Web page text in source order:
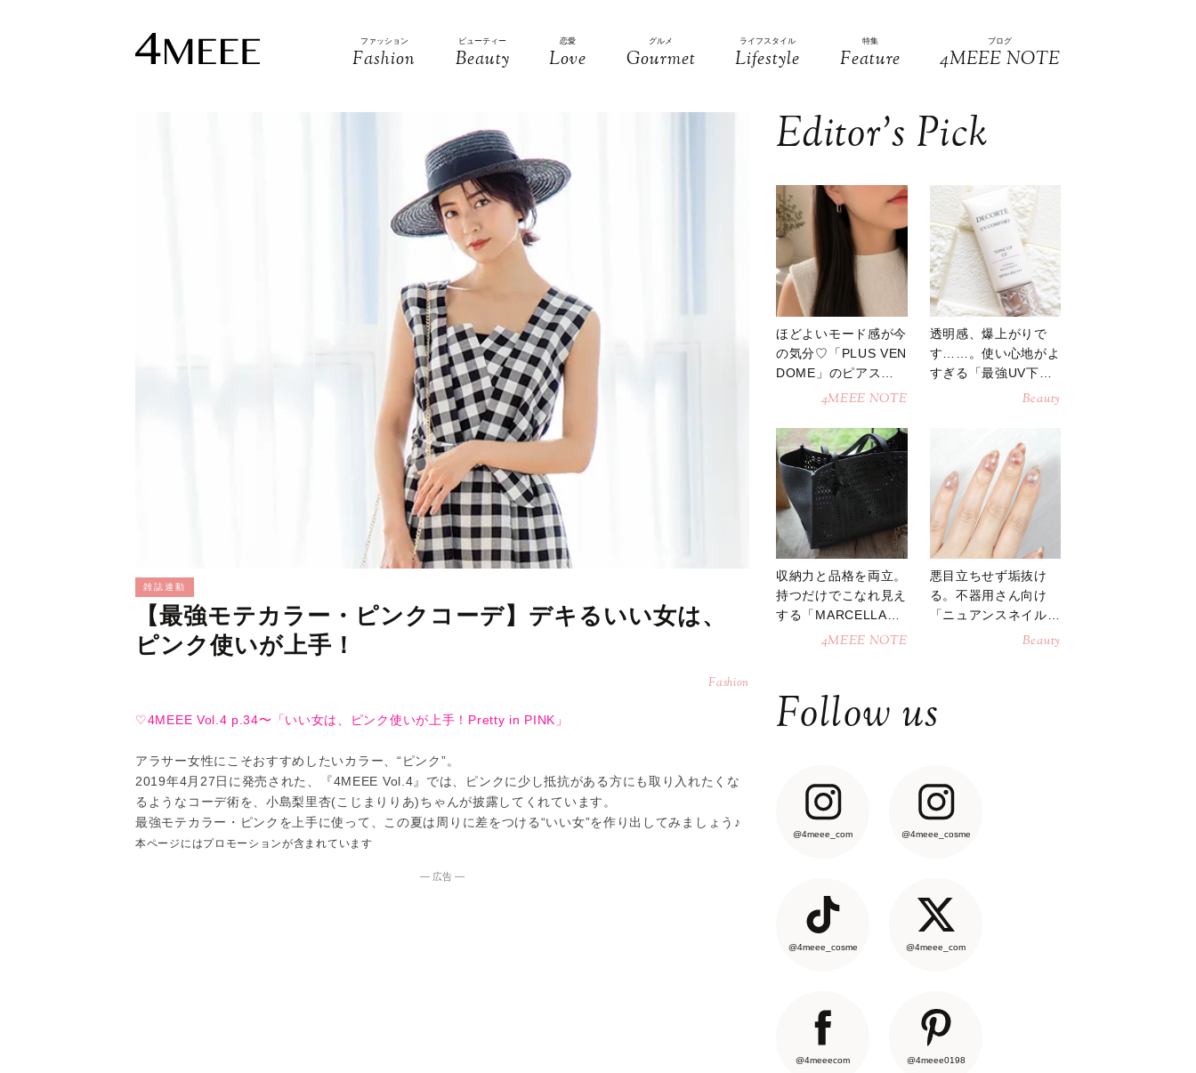
ファッション
Fashion
ビューティー
Beauty
恋愛
Love
グルメ
Gourmet
ライフスタイル
Lifestyle
特集
Feature
ブログ
4MEEE NOTE
雑誌連動
【最強モテカラー・ピンクコーデ】デキるいい女は、
ピンク使いが上手！
Fashion
♡4MEEE Vol.4 p.34〜「いい女は、ピンク使いが上手！Pretty in PINK」
アラサー女性にこそおすすめしたいカラー、“ピンク”。
2019年4月27日に発売された、『4MEEE Vol.4』では、ピンクに少し抵抗がある方にも取り入れたくな
るようなコーデ術を、小島梨里杏(こじまりりあ)ちゃんが披露してくれています。
最強モテカラー・ピンクを上手に使って、この夏は周りに差をつける“いい女”を作り出してみましょう♪
本ページにはプロモーションが含まれています
― 広告 ―
Editor’s Pick
ほどよいモード感が今
の気分♡「PLUS VEN
DOME」のピアスが
4MEEE NOTE
透明感、爆上がりで
す……。使い心地がよ
すぎる「最強UV下
Beauty
収納力と品格を両立。
持つだけでこなれ見え
する「MARCELLAト
ートバッグ」4MEEE NOTE
悪目立ちせず垢抜け
る。不器用さん向け
「ニュアンスネイル」
Beauty
Follow us
@4meee_com @4meee_cosme
@4meee_cosme @4meee_com
@4meeecom @4meee0198